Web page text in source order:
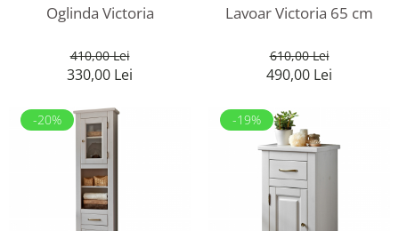
Oglinda Victoria
410,00 Lei
330,00 Lei
Lavoar Victoria 65 cm
610,00 Lei
490,00 Lei
-20% -19%